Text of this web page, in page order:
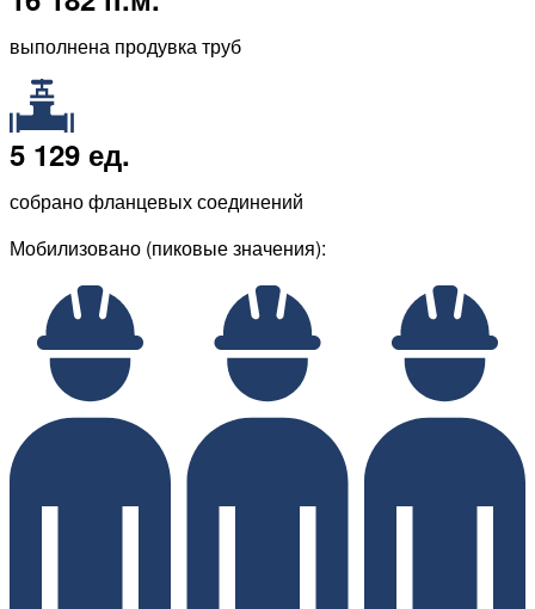
выполнена продувка труб
5 129 ед.
собрано фланцевых соединений
Мобилизовано (пиковые значения):